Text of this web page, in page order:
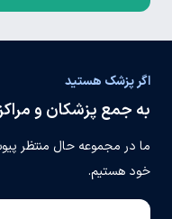
اگر پزشک هستید
به جمع پزشکان و
ما در مجموعه حال منتظر
خود هستیم.